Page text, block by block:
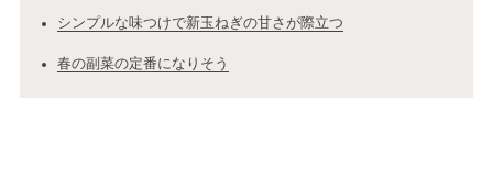
シンプルな味つけで新玉ねぎの甘さが際立つ
春の副菜の定番になりそう